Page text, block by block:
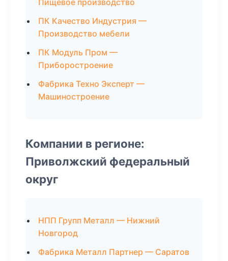
Пищевое производство
ПК Качество Индустрия —
Производство мебели
ПК Модуль Пром —
Приборостроение
Фабрика Техно Эксперт —
Машиностроение
Компании в регионе:
Приволжский федеральный
округ
НПП Групп Металл — Нижний
Новгород
Фабрика Металл Партнер — Саратов